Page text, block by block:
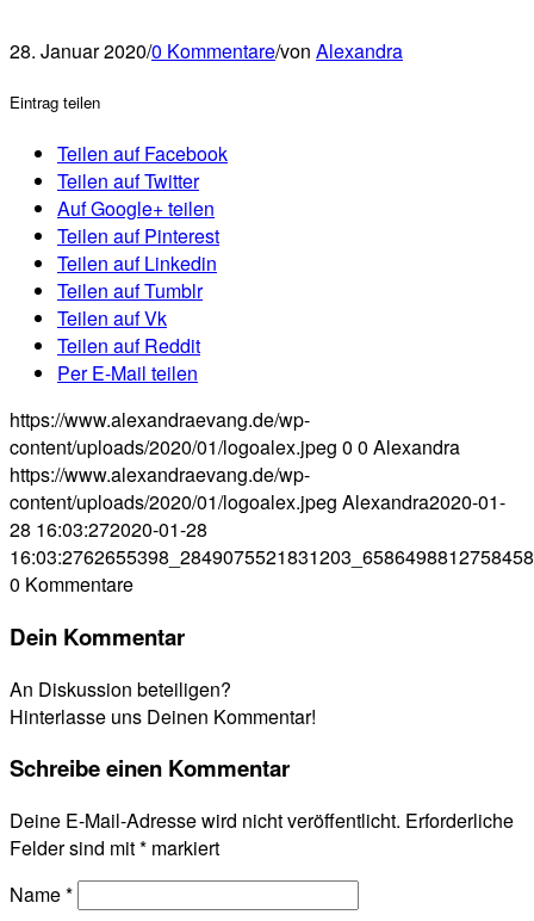
28. Januar 2020/0 Kommentare/von Alexandra
Eintrag teilen
Teilen auf Facebook
Teilen auf Twitter
Auf Google+ teilen
Teilen auf Pinterest
Teilen auf Linkedin
Teilen auf Tumblr
Teilen auf Vk
Teilen auf Reddit
Per E-Mail teilen
https://www.alexandraevang.de/wp-
content/uploads/2020/01/logoalex.jpeg 0 0 Alexandra
https://www.alexandraevang.de/wp-
content/uploads/2020/01/logoalex.jpeg Alexandra2020-01-
28 16:03:272020-01-28
16:03:27
0 Kommentare
Dein Kommentar
An Diskussion beteiligen?
Hinterlasse uns Deinen Kommentar!
Schreibe einen Kommentar
Deine E-Mail-Adresse wird nicht veröffentlicht. Erforderliche
Felder sind mit* markiert
Name*